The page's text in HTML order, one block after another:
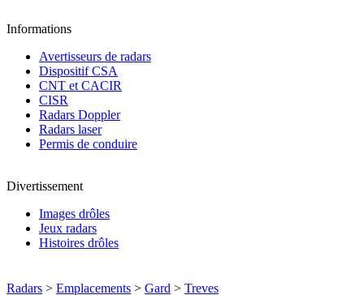
Informations
Avertisseurs de radars
Dispositif CSA
CNT et CACIR
CISR
Radars Doppler
Radars laser
Permis de conduire
Divertissement
Images drôles
Jeux radars
Histoires drôles
Radars > Emplacements > Gard > Treves